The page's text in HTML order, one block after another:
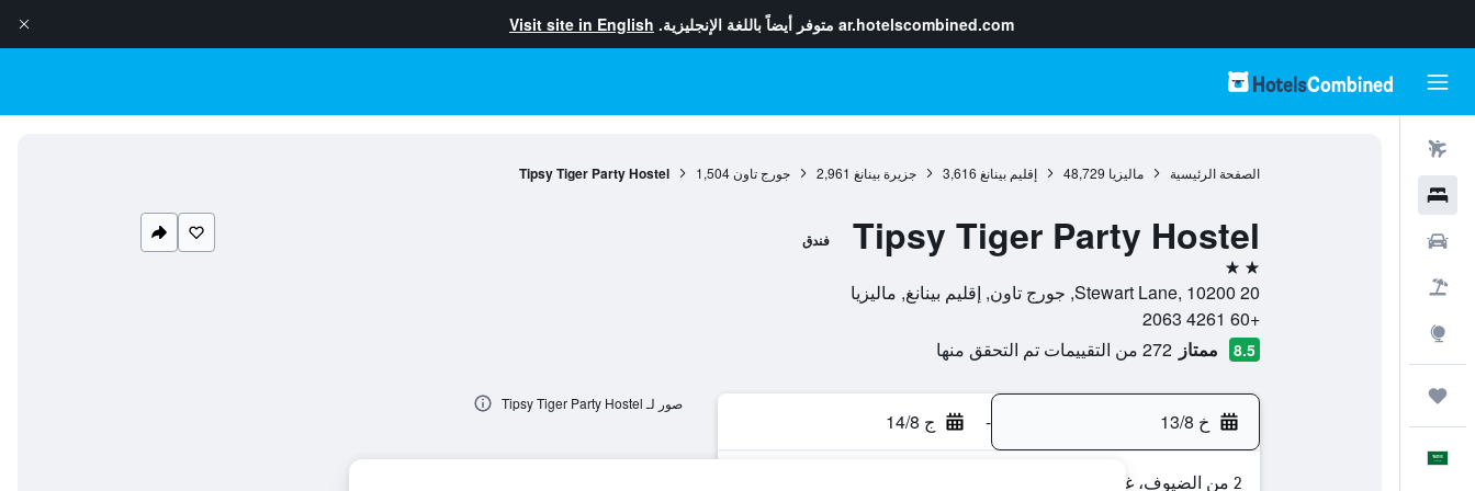
ar.hotelscombined.com متوفر أيضاً باللغة الإنجليزية. Visit site in English
الصفحة الرئيسية ماليزيا 48,729 إقليم بينانغ 3,616 جزيرة بينانغ 2,961 جورج تاون 1,504
Tipsy Tiger Party Hostel
Tipsy Tiger Party Hostel فندق
2 نجمتين
20 Stewart Lane, 10200, جورج تاون, إقليم بينانغ, ماليزيا
+60 4261 2063
8.5 ممتاز 272 من التقييمات تم التحقق منها
خ 13/8 - ج 14/8
2 من الضيوف، غرفة واحدة
صور لـ Tipsy Tiger Party Hostel